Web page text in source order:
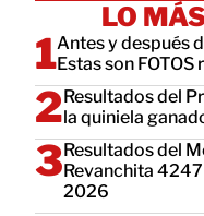
LO
Antes y después
Estas son FOTOS
Resultados del
la quiniela
Resultados del
Revanchita
2026